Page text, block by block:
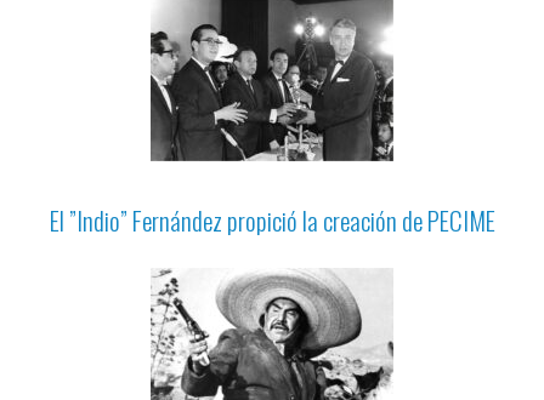
El ”Indio” Fernández propició la creación de PECIME